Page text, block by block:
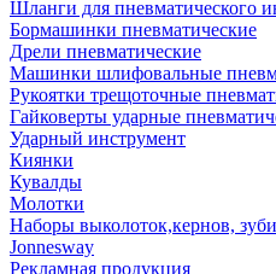
Шланги для пневматического
Бормашинки пневматические
Дрели пневматические
Машинки шлифовальные
Рукоятки трещоточные
Гайковерты ударные
Ударный инструмент
Киянки
Кувалды
Молотки
Наборы выколоток,кернов,
Jonnesway
Рекламная продукция